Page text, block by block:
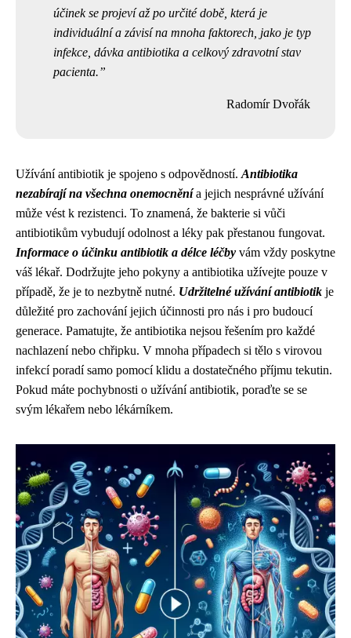
účinek se projeví až po určité době, která je
individuální a závisí na mnoha faktorech, jako je typ
infekce, dávka antibiotika a celkový zdravotní stav
pacienta.
Radomír Dvořák
Užívání antibiotik je spojeno s odpovědností. Antibiotika
nezabírají na všechna onemocněnía jejich nesprávné užívání
může vést k rezistenci. To znamená, že bakterie si vůči
antibiotikům vybudují odolnost a léky pak přestanou fungovat.
Informace o účinku antibiotik a délce léčby vám vždy poskytne
váš lékař. Dodržujte jeho pokyny a antibiotika užívejte pouze v
případě, že je to nezbytně nutné. Udržitelné užívání antibiotik je
důležité pro zachování jejich účinnosti pro nás i pro budoucí
generace. Pamatujte, že antibiotika nejsou řešením pro každé
nachlazení nebo chřipku. V mnoha případech si tělo s virovou
infekcí poradí samo pomocí klidu a dostatečného příjmu tekutin.
Pokud máte pochybnosti o užívání antibiotik, poraďte se se
svým lékařem nebo lékárníkem.